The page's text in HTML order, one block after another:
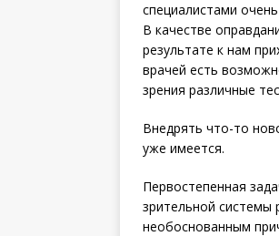
специалистами
В качестве
результате к нам
врачей есть
зрения различные
Внедрять что-то
уже имеется.
Первостепенная
зрительной системы
необоснованным